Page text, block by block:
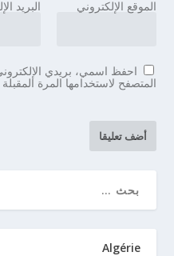
البريد الموقع الإلكتروني
احفظ اسمي، بريدي
المتصفح لاستخدامها المرة
Algérie